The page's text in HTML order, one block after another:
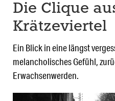
Die Clique
Krätzeviertel
Ein Blick in eine längst
melancholisches Gefühl,
Erwachsenwerden.